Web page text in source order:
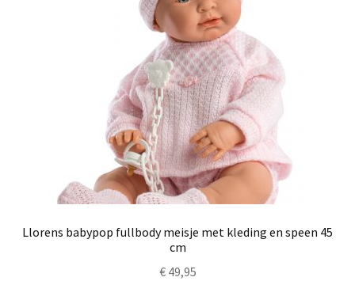
Llorens babypop fullbody meisje met kleding en speen 45
cm
€49,95